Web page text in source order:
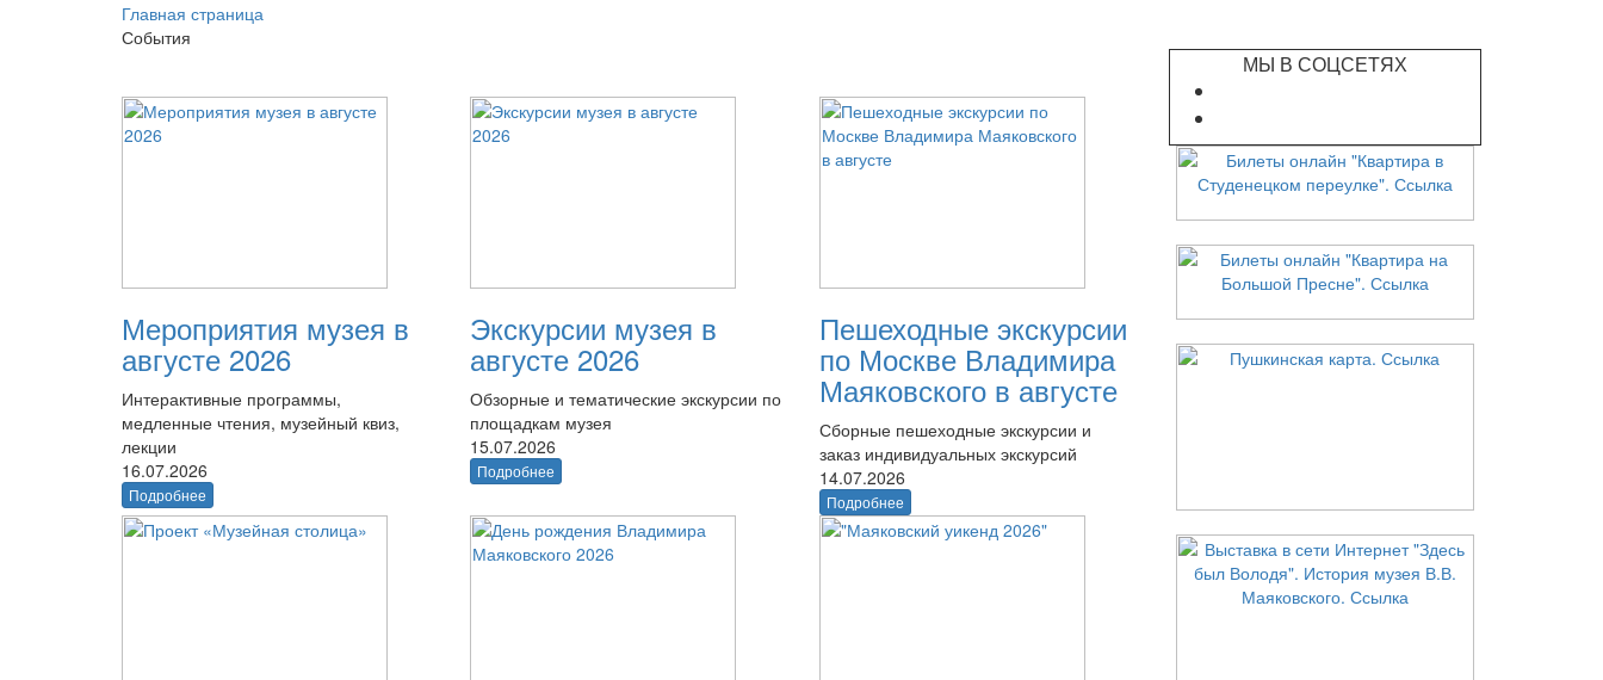
Главная страница
События
Мероприятия музея в
августе 2026
Интерактивные программы,
медленные чтения, музейный квиз,
лекции
16.07.2026
Подробнее
Экскурсии музея в
августе 2026
Обзорные и тематические экскурсии по
площадкам музея
15.07.2026
Подробнее
Пешеходные экскурсии
по Москве Владимира
Маяковского в августе
Сборные пешеходные экскурсии и
заказ индивидуальных экскурсий
14.07.2026
Подробнее
МЫ В СОЦСЕТЯХ